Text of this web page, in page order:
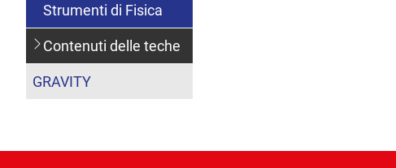
Strumenti di Fisica
Contenuti delle teche
GRAVITY